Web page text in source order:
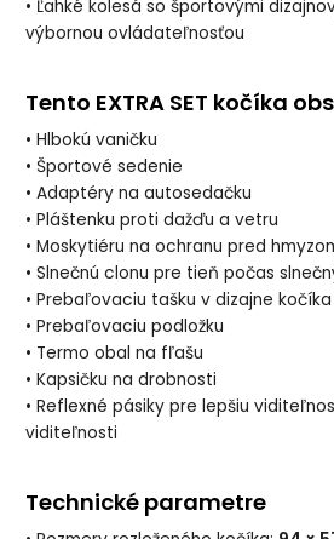
• Ľahké kolesá so športovými
výbornou ovládateľnosťou
Tento EXTRA SET kočíka
• Hlbokú vaničku
• Športové sedenie
• Adaptéry na autosedačku
• Pláštenku proti dažďu a vetru
• Moskytiéru na ochranu pred
• Slnečnú clonu pre tieň počas
• Prebaľovaciu tašku v dizajne kočíka
• Prebaľovaciu podložku
• Termo obal na fľašu
• Kapsičku na drobnosti
• Reflexné pásiky pre lepšiu
viditeľnosti
Technické parametre